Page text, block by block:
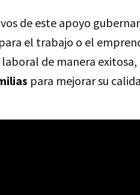
de este apoyo
el trabajo o el
de manera exitosa,
para mejorar su